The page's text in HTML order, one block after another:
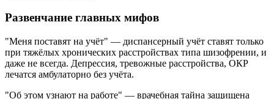
Развенчание главных мифов
"Меня поставят на учёт" — диспансерный учёт ставят только
при тяжёлых хронических расстройствах типа шизофрении, и
даже не всегда. Депрессия, тревожные расстройства, ОКР
лечатся амбулаторно без учёта.
"Об этом узнают на работе" — врачебная тайна защищена